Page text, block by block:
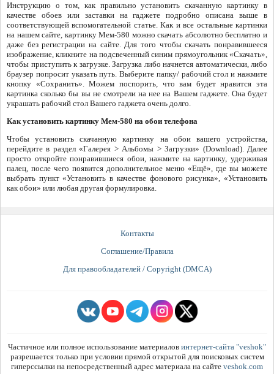
Инструкцию о том, как правильно установить скачанную картинку в
качестве обоев или заставки на гаджете подробно описана выше в
соответствующей вспомогательной статье. Как и все остальные картинки
на нашем сайте, картинку Мем-580 можно скачать абсолютно бесплатно и
даже без регистрации на сайте. Для того чтобы скачать понравившееся
изображение, кликните на подсвеченный синим прямоугольник «Скачать»,
чтобы приступить к загрузке. Загрузка либо начнется автоматически, либо
браузер попросит указать путь. Выберите папку/ рабочий стол и нажмите
кнопку «Сохранить». Можем поспорить, что вам будет нравится эта
картинка сколько бы вы не смотрели на нее на Вашем гаджете. Она будет
украшать рабочий стол Вашего гаджета очень долго.
Как установить картинку Мем-580 на обои телефона
Чтобы установить скачанную картинку на обои вашего устройства,
перейдите в раздел «Галерея > Альбомы > Загрузки» (Download). Далее
просто откройте понравившиеся обои, нажмите на картинку, удерживая
палец, после чего появится дополнительное меню «Ещё», где вы можете
выбрать пункт «Установить в качестве фонового рисунка», «Установить
как обои» или любая другая формулировка.
Контакты
Соглашение/Правила
Для правообладателей / Copyright (DMCA)
Частичное или полное использование материалов интернет-сайта "veshok"
разрешается только при условии прямой открытой для поисковых систем
гиперссылки на непосредственный адрес материала на сайте veshok.com